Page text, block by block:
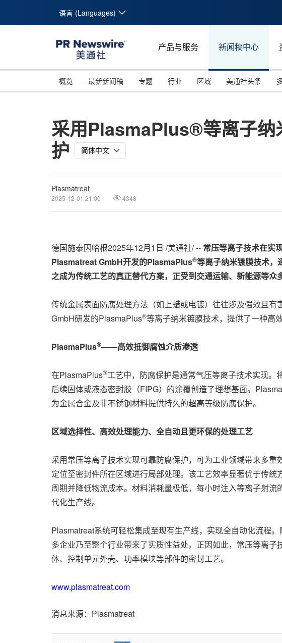
语言 (Languages)
产品与服务 新闻稿中心
概览 最新新闻稿 专题 行业 区域 美通社头条
采用PlasmaPlus®等离子纳
护
简体中文
Plasmatreat
2025-12-01 21:00 4348
德国施泰因哈根2025年12月1日 /美通社/ -- 常压等离子技术在实
Plasmatreat GmbH开发的PlasmaPlus®等离子纳米镀膜技术，
之成为传统工艺的真正替代方案， 正受到交通运输、新能源等众
传统金属表面防腐处理方法（如上蜡或电镀）往往涉及强效且
GmbH研发的PlasmaPlus®等离子纳米镀膜技术，提供了一种高
PlasmaPlus®——高效抵御腐蚀介质渗透
在PlasmaPlus®工艺中，防腐保护是通常气压等离子技术实现
后续固体或液态密封胶（FIPG）的涂覆创造了理想基面。
为金属合金及非不锈钢材料提供持久的超高等级防腐保护。
区域选择性、高效处理能力、全自动且更环保的处理工艺
采用常压等离子技术实现可靠防腐保护，可为工业领域带来多
定位至密封件所在区域进行局部处理。该工艺效率显著优于传统
周期并降低物流成本。材料消耗量极低，每小时注入等离子射
代化生产线。
Plasmatreat系统可轻松集成至现有生产线，实现全自动化流程
多企业乃至整个行业带来了实质性益处。正因如此，常压等离
体、控制单元外壳、功率模块等部件的密封工艺。
www.plasmatreat.com
消息来源：Plasmatreat